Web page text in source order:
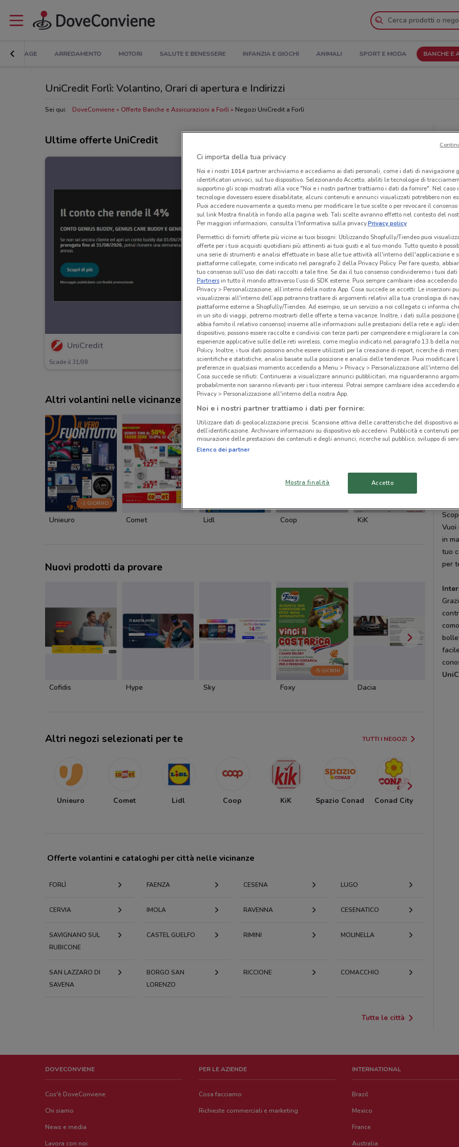
BRICOLAGE ARREDAMENTO MOTORI SALUTE E BENESSERE INFANZIA E GIOCHI ANIMALI SPORT E MODA BANCHE E
UniCredit Forlì: Volantino, Orari di apertura e Indirizzi
Sei qui: DoveConviene Offerte Banche e Assicurazioni a Forlì Negozi UniCredit a Forlì
Ultime offerte UniCredit
UniCredit
Scade il 31/08 4.9 km
Altri volantini nelle vicinanze
-1 GIORNO
Unieuro Comet Lidl Coop KiK
Nuovi prodotti da provare
Cofidis Hype Sky
-5 GIORNI
Foxy Dacia
Altri negozi selezionati per te TUTTI I NEGOZI
Unieuro Comet Lidl Coop KiK Spazio Conad Conad City
Offerte volantini e cataloghi per città nelle vicinanze
FORLÌ FAENZA CESENA LUGO
CERVIA IMOLA RAVENNA CESENATICO
SAVIGNANO SUL
RUBICONE
CASTEL GUELFO RIMINI MOLINELLA
SAN LAZZARO DI
SAVENA
BORGO SAN
LORENZO
RICCIONE COMACCHIO
Tutte le città
in
Vuoi
in
tuo
per
DOVECONVIENE
Cos'è DoveConviene
Chi siamo
News e media
Lavora con noi
PER LE AZIENDE
Cosa facciamo
Richieste commerciali e marketing
INTERNATIONAL
Brazil
Mexico
France
Australia
Ci importa della tua privacy
Noi e i nostri 1014partner archiviamo e accediamo ai dati personali, come i dati di navigazione
identificatori univoci, sul tuo dispositivo. Selezionando Accetto, abiliti le tecnologie di
supportino gli scopi mostrati alla voce "Noi e i nostri partner trattiamo i dati da fornire". Nel caso
tecnologie dovessero essere disabilitate, alcuni contenuti e annunci visualizzati potrebbero non
Puoi accedere nuovamente a questo menu per modificare le tue scelte o per revocare il
sul link Mostra finalità in fondo alla pagina web. Tali scelte avranno effetto nel contesto del
Per maggiori informazioni, consulta l'Informativa sulla privacy.Privacy policy
Permettici di fornirti offerte più vicine ai tuoi bisogni: Utilizzando Shopfully/Tiendeo puoi
offerte per i tuoi acquisti quotidiani più attinenti ai tuoi gusti e al tuo mondo. Tutto questo è
una serie di strumenti e analisi effettuate in base alle tue attività all'interno dell'applicazione e
piattaforme collegate, come indicato nel paragrafo 2 della Privacy Policy. Per fare questo,
tuo consenso sull'uso dei dati raccolti a tale fine. Se dai il tuo consenso condivideremo i tuoi dati
Partnersin tutto il mondo attraverso l’uso di SDK esterne. Puoi sempre cambiare idea accedendo
Privacy > Personalizzazione, all’interno della nostra App. Cosa succede se accetti: Le inserzioni
visualizzerai all'interno dell’app potranno trattare di argomenti relativi alla tua cronologia di
piattaforme esterne a Shopfully/Tiendeo. Ad esempio, se un servizio a noi collegato ci informa
in un sito di viaggi, potremo mostrarti delle offerte a tema vacanze. Inoltre, i dati sulla posizione
abbia fornito il relativo consenso) insieme alle informazioni sulle prestazioni della rete e agli
dispositivo, possono essere raccolte e condivisi con terze parti per comprendere e migliorare la
esperienze applicative sulle delle reti wireless, come meglio indicato nel paragrafo 13.b della
Policy. Inoltre, i tuoi dati possono anche essere utilizzati per la creazione di report, ricerche di
scientifiche e statistiche, analisi basate sulla posizione e analisi delle tendenze. Puoi modificare
preferenze in qualsiasi momento accedendo a Menu > Privacy > Personalizzazione all'interno
Cosa succede se rifiuti: Continuerai a visualizzare annunci pubblicitari, ma riguarderanno
probabilmente non saranno rilevanti per i tuoi interessi. Potrai sempre cambiare idea accedendo
Privacy > Personalizzazione all'interno della nostra App.
Noi e i nostri partner trattiamo i dati per fornire:
Utilizzare dati di geolocalizzazione precisi. Scansione attiva delle caratteristiche del dispositivo
dell’identificazione. Archiviare informazioni su dispositivo e/o accedervi. Pubblicità e contenuti
misurazione delle prestazioni dei contenuti e degli annunci, ricerche sul pubblico, sviluppo di
Elenco dei partner
Mostra finalità Accetto